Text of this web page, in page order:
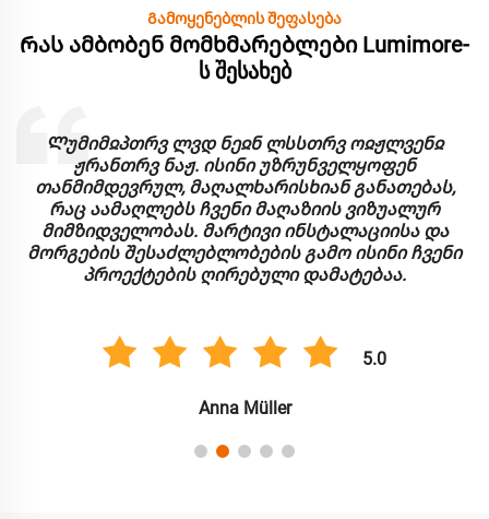
Გამოყენებლის შეფასება
Რას ამბობენ მომხმარებლები Lumimore-
ს შესახებ
Ლუმიმჲპთრვ ლვდ ნეჲნ ლსსთრვ ოჲჟლვენჲ
ჟრანთრვ ნაჟ. ისინი უზრუნველყოფენ
თანმიმდევრულ, მაღალხარისხიან განათებას,
რაც აამაღლებს ჩვენი მაღაზიის ვიზუალურ
მიმზიდველობას. მარტივი ინსტალაციისა და
მორგების შესაძლებლობების გამო ისინი ჩვენი
პროექტების ღირებული დამატებაა.
5.0
Anna Müller